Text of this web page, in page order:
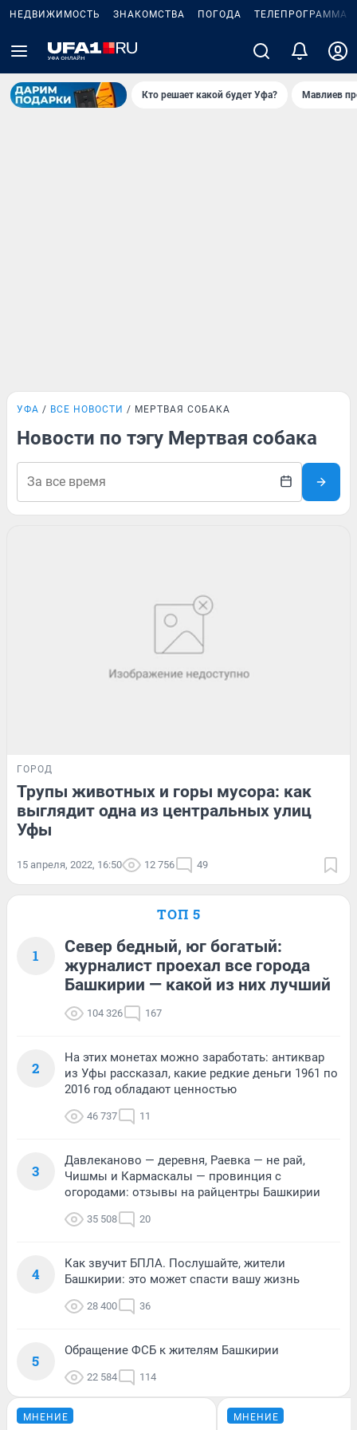
НЕДВИЖИМОСТЬ ЗНАКОМСТВА ПОГОДА ТЕЛЕПРОГРАММА
Кто решает какой будет Уфа? Мавлиев
УФА ВСЕ НОВОСТИ МЕРТВАЯ СОБАКА
Новости по тэгу Мертвая собака
ГОРОД
Трупы животных и горы мусора: как
выглядит одна из центральных улиц
Уфы
15 апреля, 2022, 16:50 12 756 49
ТОП 5
1
Север бедный, юг богатый:
журналист проехал все города
Башкирии — какой из них лучший
104 326 167
2
На этих монетах можно заработать: антиквар
из Уфы рассказал, какие редкие деньги 1961 по
2016 год обладают ценностью
46 737 11
3
Давлеканово — деревня, Раевка — не рай,
Чишмы и Кармаскалы — провинция с
огородами: отзывы на райцентры Башкирии
35 508 20
4
Как звучит БПЛА. Послушайте, жители
Башкирии: это может спасти вашу жизнь
28 400 36
5
Обращение ФСБ к жителям Башкирии
22 584 114
МНЕНИЕ МНЕНИЕ